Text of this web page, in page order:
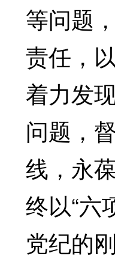
等问题
责任，
着力发
问题，
线，永
终以“六
党纪的